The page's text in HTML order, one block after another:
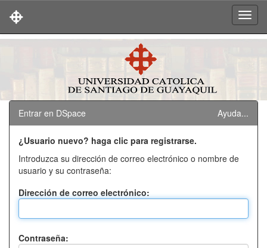
Entrar en DSpace Ayuda...
¿Usuario nuevo? haga clic para registrarse.
Introduzca su dirección de correo electrónico o nombre de
usuario y su contraseña:
Dirección de correo electrónico:
Contraseña: